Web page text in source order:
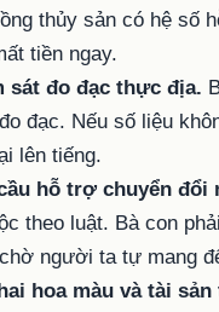
thủy sản có hệ số
tiền ngay.
sát đo đạc thực địa.
đạc. Nếu số liệu
lên tiếng.
hỗ trợ chuyển đổi
theo luật. Bà con
người ta tự mang
hoa màu và tài sản